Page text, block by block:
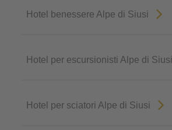
Hotel benessere Alpe di Siusi
Hotel per escursionisti Alpe di Siusi
Hotel per sciatori Alpe di Siusi